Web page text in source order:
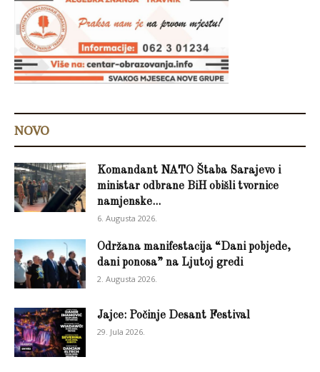
NOVO
Komandant NATO Štaba Sarajevo i
ministar odbrane BiH obišli tvornice
namjenske...
6. Augusta 2026.
Održana manifestacija “Dani pobjede,
dani ponosa” na Ljutoj gredi
2. Augusta 2026.
Jajce: Počinje Desant Festival
29. Jula 2026.